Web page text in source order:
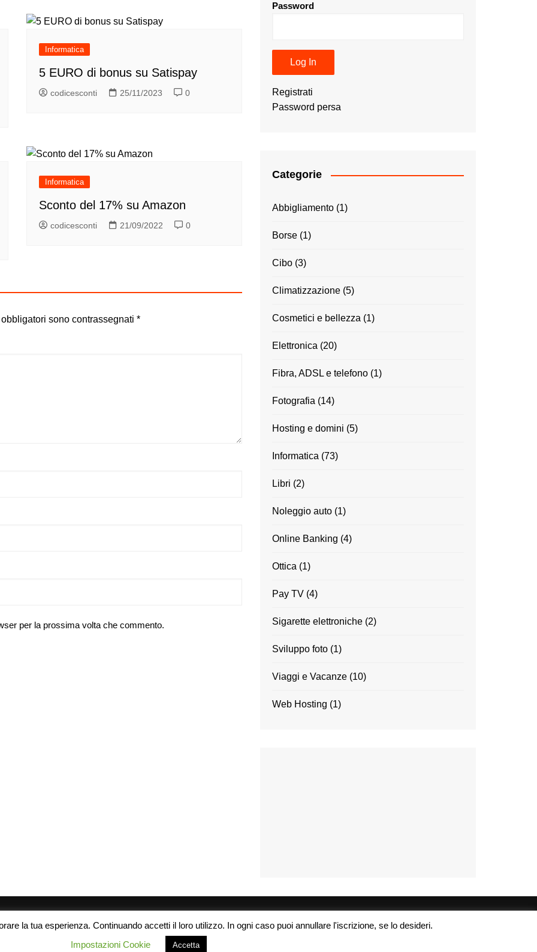
Informatica
5 EURO di bonus su Satispay
codicesconti 25/11/2023 0
Informatica
Sconto del 17% su Amazon
codicesconti 21/09/2022 0
obbligatori sono contrassegnati *
per la prossima volta che commento.
Password
Registrati
Password persa
Categorie
Abbigliamento (1)
Borse (1)
Cibo (3)
Climatizzazione (5)
Cosmetici e bellezza (1)
Elettronica (20)
Fibra, ADSL e telefono (1)
Fotografia (14)
Hosting e domini (5)
Informatica (73)
Libri (2)
Noleggio auto (1)
Online Banking (4)
Ottica (1)
Pay TV (4)
Sigarette elettroniche (2)
Sviluppo foto (1)
Viaggi e Vacanze (10)
Web Hosting (1)
la tua esperienza. Continuando accetti il loro utilizzo. In ogni caso puoi annullare l'iscrizione, se lo desideri.
Impostazioni Cookie
Accetta